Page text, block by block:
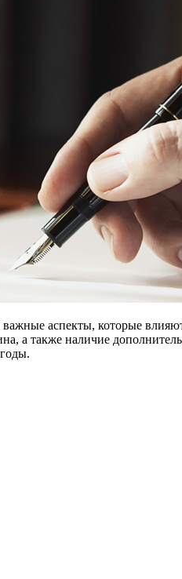
аспекты, которые
а также наличие